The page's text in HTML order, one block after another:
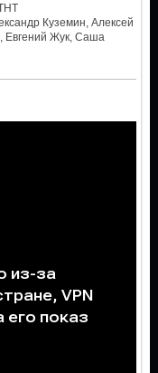
Куземин, Алексей
Евгений Жук, Саша